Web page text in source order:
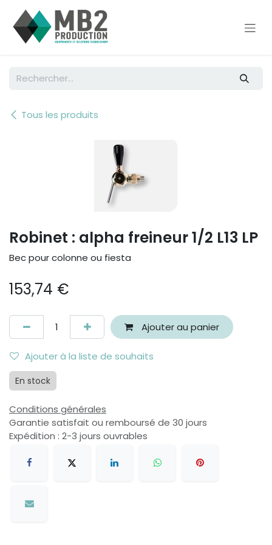
Tous les produits
Robinet : alpha freineur 1/2 L13 LP
Bec pour colonne ou fiesta
153,74 €
Ajouter au panier
Ajouter à la liste de souhaits
En stock
Conditions générales
Garantie satisfait ou remboursé de 30 jours
Expédition : 2-3 jours ouvrables